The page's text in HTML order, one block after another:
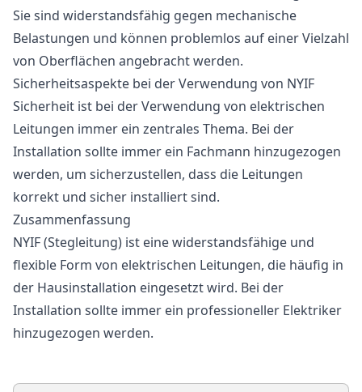
Sie sind widerstandsfähig gegen mechanische
Belastungen und können problemlos auf einer Vielzahl
von Oberflächen angebracht werden.
Sicherheitsaspekte bei der Verwendung von NYIF
Sicherheit ist bei der Verwendung von elektrischen
Leitungen immer ein zentrales Thema. Bei der
Installation sollte immer ein Fachmann hinzugezogen
werden, um sicherzustellen, dass die Leitungen
korrekt und sicher installiert sind.
Zusammenfassung
NYIF (Stegleitung) ist eine widerstandsfähige und
flexible Form von elektrischen Leitungen, die häufig in
der Hausinstallation eingesetzt wird. Bei der
Installation sollte immer ein professioneller Elektriker
hinzugezogen werden.